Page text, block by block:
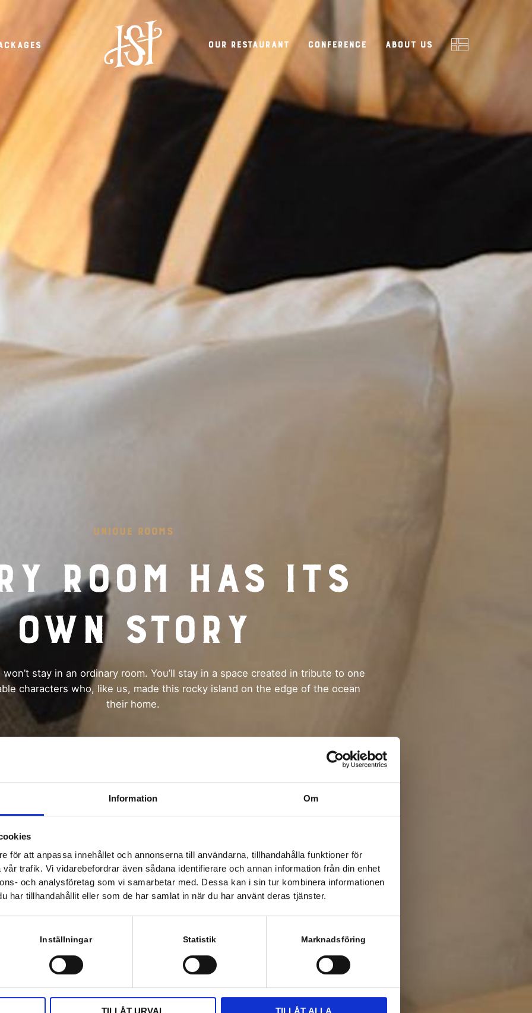
Information Om
för att anpassa innehållet och annonserna till användarna, tillhandahålla funktioner för
trafik. Vi vidarebefordrar även sådana identifierare och annan information från din enhet
och analysföretag som vi samarbetar med. Dessa kan i sin tur kombinera informationen
har tillhandahållit eller som de har samlat in när du har använt deras tjänster.
Inställningar Statistik Marknadsföring
Our restaurant Conference About us
UNIQUE ROOMS
room has its
own story
stay in an ordinary room. You’ll stay in a space created in tribute to one
characters who, like us, made this rocky island on the edge of the ocean
their home.